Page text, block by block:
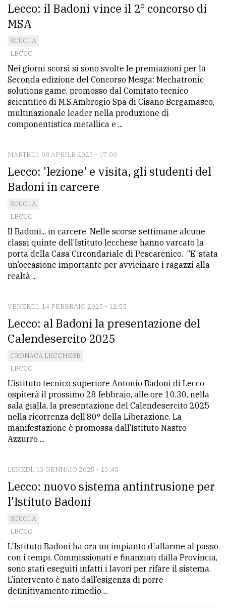
Lecco: il Badoni vince il 2° concorso di
MSA
SCUOLA
LECCO
Nei giorni scorsi si sono svolte le premiazioni per la
Seconda edizione del Concorso Mesga: Mechatronic
solutions game, promosso dal Comitato tecnico
scientifico di M.S.Ambrogio Spa di Cisano Bergamasco,
multinazionale leader nella produzione di
componentistica metallica e ...
MARTEDÌ, 08 APRILE 2025 - 17:08
Lecco: 'lezione' e visita, gli studenti del
Badoni in carcere
SCUOLA
LECCO
Il Badoni... in carcere. Nelle scorse settimane alcune
classi quinte dell’Istituto lecchese hanno varcato la
porta della Casa Circondariale di Pescarenico. “E’ stata
un’occasione importante per avvicinare i ragazzi alla
realtà ...
VENERDÌ, 14 FEBBRAIO 2025 - 12:55
Lecco: al Badoni la presentazione del
Calendesercito 2025
CRONACA LECCHESE
LECCO
L’istituto tecnico superiore Antonio Badoni di Lecco
ospiterà il prossimo 28 febbraio, alle ore 10.30, nella
sala gialla, la presentazione del Calendesercito 2025
nella ricorrenza dell’80° della Liberazione. La
manifestazione è promossa dall’Istituto Nastro
Azzurro ...
LUNEDÌ, 13 GENNAIO 2025 - 13:48
Lecco: nuovo sistema antintrusione per
l'Istituto Badoni
SCUOLA
LECCO
L'Istituto Badoni ha ora un impianto d'allarme al passo
con i tempi. Commissionati e finanziati dalla Provincia,
sono stati eseguiti infatti i lavori per rifare il sistema.
L’intervento è nato dall’esigenza di porre
definitivamente rimedio ...